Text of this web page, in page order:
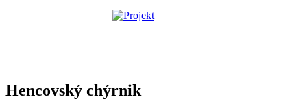
Hencovský chýrnik